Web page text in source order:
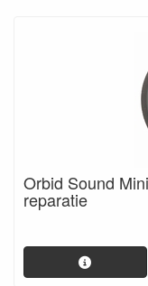
Orbid Sound
reparatie